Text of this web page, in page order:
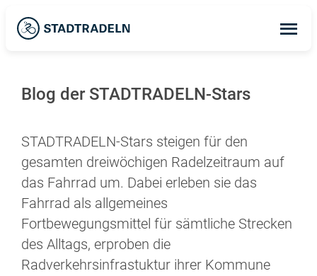
Blog der STADTRADELN-Stars
STADTRADELN-Stars steigen für den
gesamten dreiwöchigen Radelzeitraum auf
das Fahrrad um. Dabei erleben sie das
Fahrrad als allgemeines
Fortbewegungsmittel für sämtliche Strecken
des Alltags, erproben die
Radverkehrsinfrastuktur ihrer Kommune